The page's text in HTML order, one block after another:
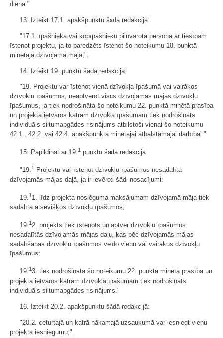
dienā."
13. Izteikt 17.1. apakšpunktu šādā redakcijā:
"17.1. īpašnieka vai kopīpašnieku pilnvarota persona ar tiesībām
īstenot projektu, ja to paredzēts īstenot šo noteikumu 18. punktā
minētajā dzīvojamā mājā;".
14. Izteikt 19. punktu šādā redakcijā:
"19. Projektu var īstenot vienā dzīvokļa īpašumā vai vairākos
dzīvokļu īpašumos, neaptverot visus dzīvojamās mājas dzīvokļu
īpašumus, ja tiek nodrošināta šo noteikumu 22. punktā minētā prasība
un projekta ietvaros katram dzīvokļa īpašumam tiek nodrošināts
individuāls siltumapgādes risinājums atbilstoši vienai šo noteikumu
42.1., 42.2. vai 42.4. apakšpunktā minētajai atbalstāmajai darbībai."
15. Papildināt ar 19.1 punktu šādā redakcijā:
"19.1 Projektu var īstenot dzīvokļu īpašumos nesadalītā
dzīvojamās mājas daļā, ja ir ievēroti šādi nosacījumi:
19.1 1. līdz projekta noslēguma maksājumam dzīvojamā māja tiek
sadalīta atsevišķos dzīvokļu īpašumos;
19.12. projekts tiek īstenots un aptver dzīvokļu īpašumos
nesadalītās dzīvojamās mājas daļu, kas pēc dzīvojamās mājas
sadalīšanas dzīvokļu īpašumos veido vienu vai vairākus dzīvokļu
īpašumus;
19.13. tiek nodrošināta šo noteikumu 22. punktā minētā prasība un
projekta ietvaros katram dzīvokļa īpašumam tiek nodrošināts
individuāls siltumapgādes risinājums."
16. Izteikt 20.2. apakšpunktu šādā redakcijā:
"20.2. ceturtajā un katrā nākamajā uzsaukumā var iesniegt vienu
projekta iesniegumu;".